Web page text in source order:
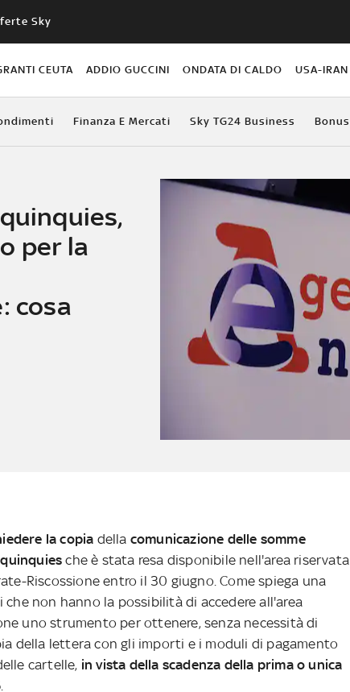
Sky
CEUTA ADDIO GUCCINI ONDATA DI CALDO USA-IRAN
Finanza E Mercati Sky TG24 Business Bonus
per la
cosa
la copia della comunicazione delle somme
che è stata resa disponibile nell'area riservata
Riscossione entro il 30 giugno. Come spiega una
non hanno la possibilità di accedere all'area
uno strumento per ottenere, senza necessità di
della lettera con gli importi e i moduli di pagamento
cartelle, in vista della scadenza della prima o unica
.